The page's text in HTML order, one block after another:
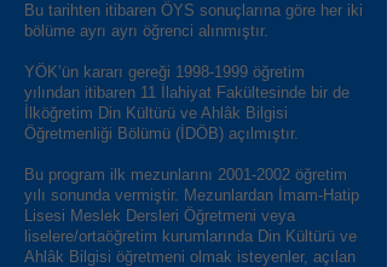
Bu tarihten itibaren ÖYS sonuçlarına göre her iki
bölüme ayrı ayrı öğrenci alınmıştır.
YÖK’ün kararı gereği 1998-1999 öğretim
yılından itibaren 11 İlahiyat Fakültesinde bir de
İlköğretim Din Kültürü ve Ahlâk Bilgisi
Öğretmenliği Bölümü (İDÖB) açılmıştır.
Bu program ilk mezunlarını 2001-2002 öğretim
yılı sonunda vermiştir. Mezunlardan İmam-Hatip
Lisesi Meslek Dersleri Öğretmeni veya
liselere/ortaöğretim kurumlarında Din Kültürü ve
Ahlâk Bilgisi öğretmeni olmak isteyenler, açılan